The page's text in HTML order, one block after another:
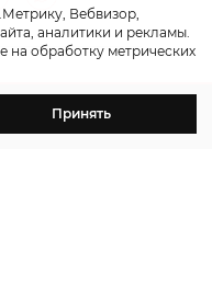
Вебвизор,
аналитики и рекламы.
на обработку метрических
Принять